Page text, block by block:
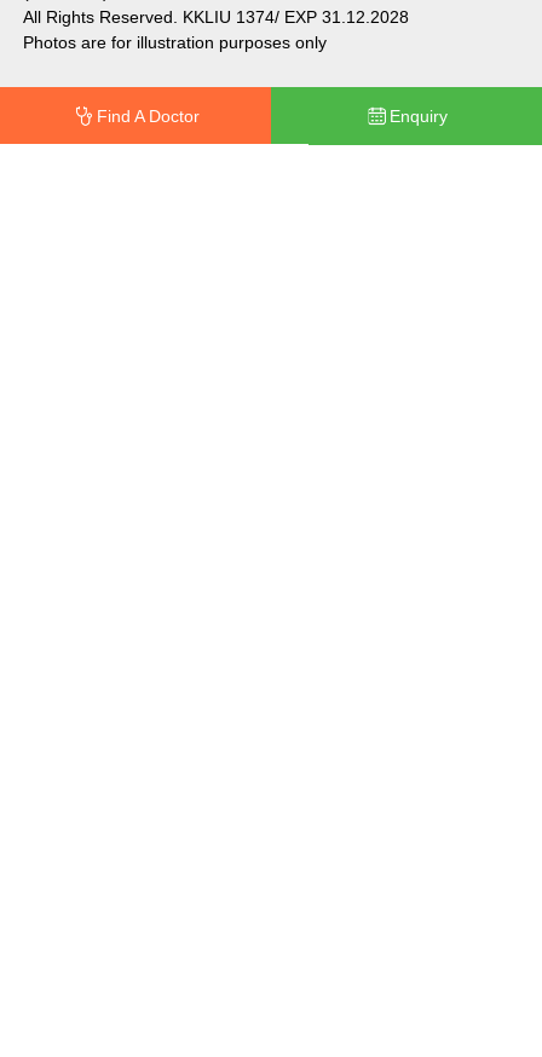
All Rights Reserved. KKLIU 1374/ EXP 31.12.2028
Photos are for illustration purposes only
Find A Doctor Enquiry